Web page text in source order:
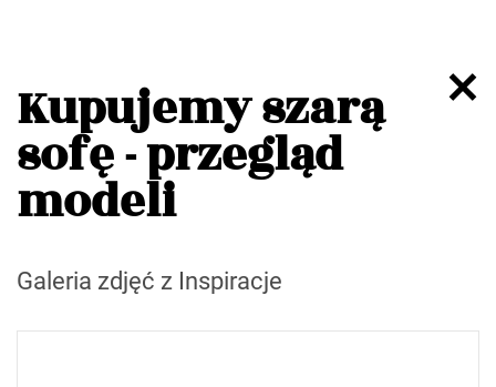
Kupujemy szarą
sofę - przegląd
modeli
Galeria zdjęć z Inspiracje